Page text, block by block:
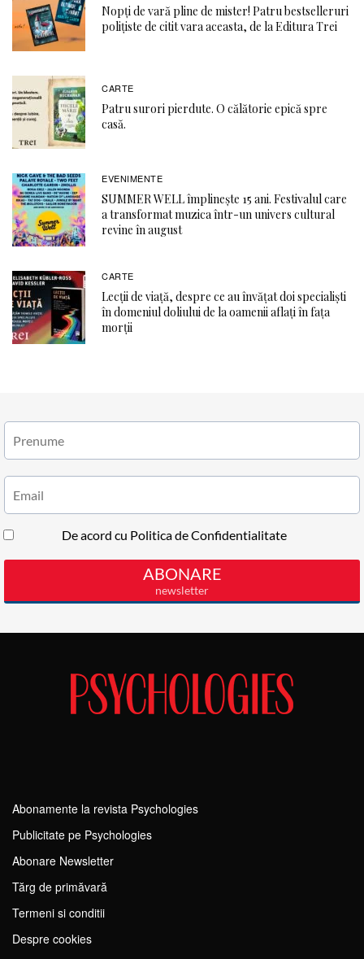
Nopți de vară pline de mister! Patru bestselleruri
polițiste de citit vara aceasta, de la Editura Trei
CARTE
Patru surori pierdute. O călătorie epică spre
casă.
EVENIMENTE
SUMMER WELL împlinește 15 ani. Festivalul care
a transformat muzica într-un univers cultural
revine în august
CARTE
Lecții de viață, despre ce au învățat doi specialiști
în domeniul doliului de la oamenii aflați în fața
morții
Abonamente la revista Psychologies
Publicitate pe Psychologies
Abonare Newsletter
Tărg de primăvară
Termeni si conditii
Despre cookies